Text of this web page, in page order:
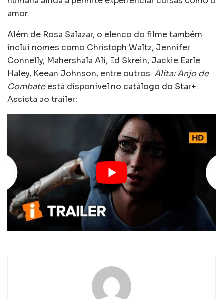
amor.
Além de Rosa Salazar, o elenco do filme também
inclui nomes como Christoph Waltz, Jennifer
Connelly, Mahershala Ali, Ed Skrein, Jackie Earle
Haley, Keean Johnson, entre outros. Alita: Anjo de
Combateestá disponível no catálogo do Star+.
Assista ao trailer: